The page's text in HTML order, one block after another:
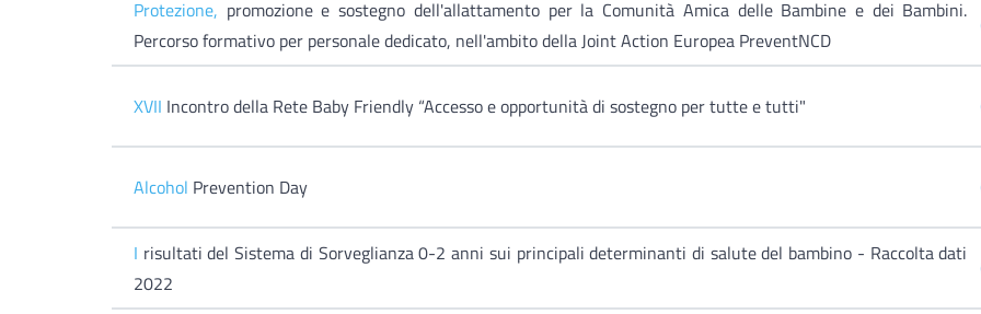
Protezione, promozione e sostegno dell'allattamento per la Comunità Amica delle Bambine e dei Bambini.
Percorso formativo per personale dedicato, nell'ambito della Joint Action Europea PreventNCD
XVII Incontro della Rete Baby Friendly “Accesso e opportunità di sostegno per tutte e tutti"
Alcohol Prevention Day
I risultati del Sistema di Sorveglianza 0-2 anni sui principali determinanti di salute del bambino - Raccolta dati
2022